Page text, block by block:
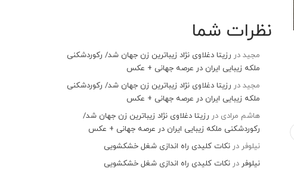
نظرات شما
مجیددر رزیتا دغلاوی نژاد زیباترین زن جهان شد/ رکوردشکنی
ملکه زیبایی ایران در عرصه جهانی + عکس
مجیددر رزیتا دغلاوی نژاد زیباترین زن جهان شد/ رکوردشکنی
ملکه زیبایی ایران در عرصه جهانی + عکس
هاشم مرادی در رزیتا دغلاوی نژاد زیباترین زن جهان شد/
رکوردشکنی ملکه زیبایی ایران در عرصه جهانی + عکس
نیلوفر در نکات کلیدی راه اندازی شغل خشکشویی
نیلوفر در نکات کلیدی راه اندازی شغل خشکشویی